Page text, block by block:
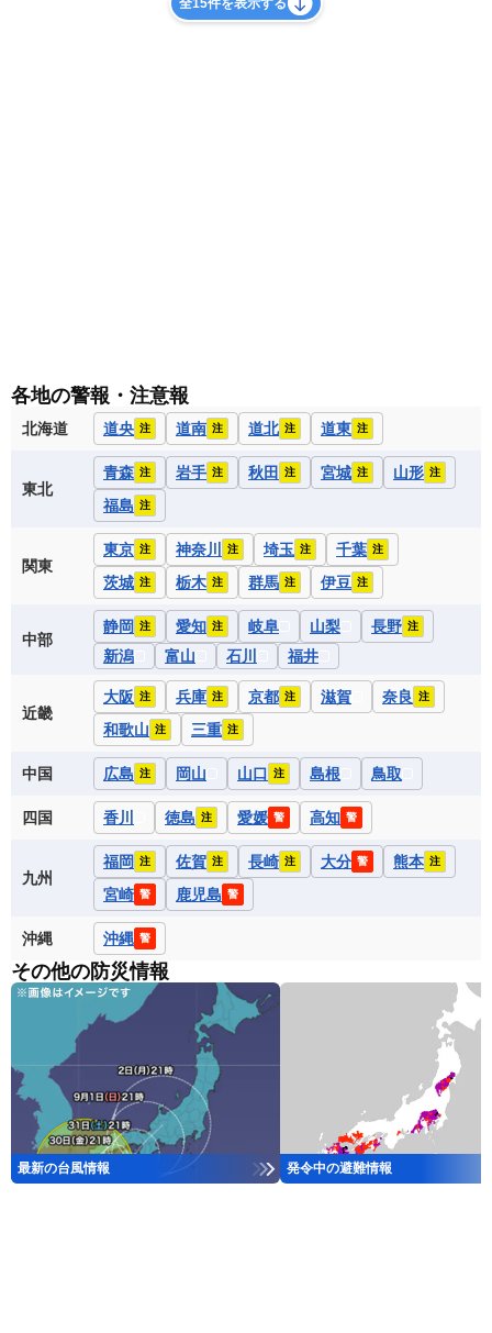
全15件を表示する
各地の警報・注意報
北海道 道央 注 道南 注 道北 注 道東 注
東北
青森 注 岩手 注 秋田 注 宮城 注 山形 注
福島 注
関東
東京 注 神奈川 注 埼玉 注 千葉 注
茨城 注 栃木 注 群馬 注 伊豆 注
中部
静岡 注 愛知 注 岐阜 山梨 長野 注
新潟 富山 石川 福井
近畿
大阪 注 兵庫 注 京都 注 滋賀 奈良 注
和歌山 注 三重 注
中国 広島 注 岡山 山口 注 島根 鳥取
四国 香川 徳島 注 愛媛 警 高知 警
九州
福岡 注 佐賀 注 長崎 注 大分 警 熊本 注
宮崎 警 鹿児島 警
沖縄 沖縄 警
その他の防災情報
最新の台風情報 発令中の避難情報